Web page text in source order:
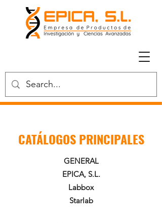
CATÁLOGOS PRINCIPALES
GENERAL
​EPICA, S.L.
Labbox
Starlab